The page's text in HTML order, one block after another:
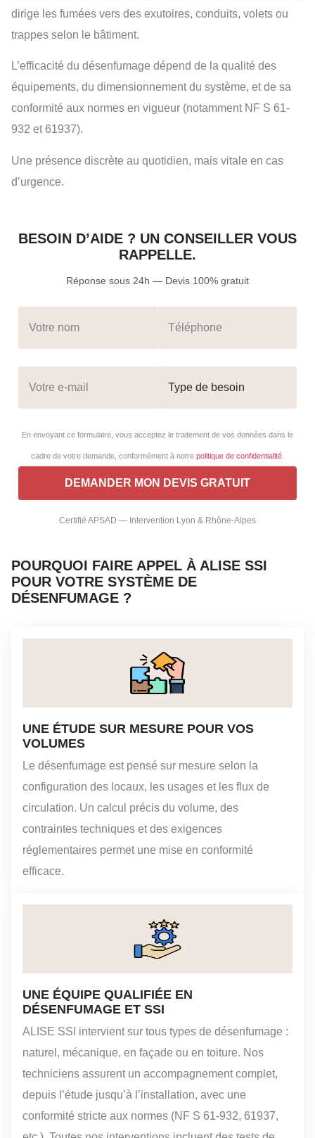
dirige les fumées vers des exutoires, conduits, volets ou
trappes selon le bâtiment.
L’efficacité du désenfumage dépend de la qualité des
équipements, du dimensionnement du système, et de sa
conformité aux normes en vigueur (notamment NF S 61-
932 et 61937).
Une présence discrète au quotidien, mais vitale en cas
d’urgence.
BESOIN D’AIDE ? UN CONSEILLER VOUS
RAPPELLE.
Réponse sous 24h — Devis 100% gratuit
En envoyant ce formulaire, vous acceptez le traitement de vos données dans le
cadre de votre demande, conformément à notre politique de confidentialité
Certifié APSAD — Intervention Lyon & Rhône-Alpes
POURQUOI FAIRE APPEL À ALISE SSI
POUR VOTRE SYSTÈME DE
DÉSENFUMAGE ?
UNE ÉTUDE SUR MESURE POUR VOS
VOLUMES
Le désenfumage est pensé sur mesure selon la
configuration des locaux, les usages et les flux de
circulation. Un calcul précis du volume, des
contraintes techniques et des exigences
réglementaires permet une mise en conformité
efficace.
UNE ÉQUIPE QUALIFIÉE EN
DÉSENFUMAGE ET SSI
ALISE SSI intervient sur tous types de désenfumage :
naturel, mécanique, en façade ou en toiture. Nos
techniciens assurent un accompagnement complet,
depuis l’étude jusqu’à l’installation, avec une
conformité stricte aux normes (NF S 61-932, 61937,